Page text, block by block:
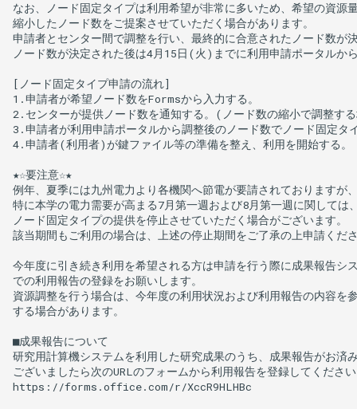
なお、ノード固定タイプは利用希望が非常に多いため、希望の資源
縮小したノード数をご提案させていただく場合があります。
申請者とセンター間で調整を行い、最終的に合意されたノード数が
ノード数が決定された後は4月15日(火)までに利用申請ポータルか
[ノード固定タイプ申請の流れ]
1.申請者が希望ノード数をFormsから入力する。
2.センターが提供ノード数を通知する。(ノード数の縮小で調整す
3.申請者が利用申請ポータルから調整後のノード数でノード固定タ
4.申請者(利用者)が鍵ファイル等の準備を整え、利用を開始する。
★☆要注意☆★
例年、夏季には九州電力より各機関へ節電が要請されておりますが
特に本学の電力需要が高まる7月第一週および8月第一週に関しては
ノード固定タイプの提供を停止させていただく場合がございます。
該当期間もご利用の場合は、上述の停止期間をご了承の上申請くだ
今年度に引き続き利用を希望される方は申請を行う際に成果報告シ
での利用報告の登録をお願いします。
資源調整を行う場合は、今年度の利用状況および利用報告の内容を
する場合があります。
■成果報告について
研究用計算機システムを利用した研究成果のうち、成果報告がお済
ございましたら次のURLのフォームから利用報告を登録してくださ
https://forms.office.com/r/XccR9HLHBc